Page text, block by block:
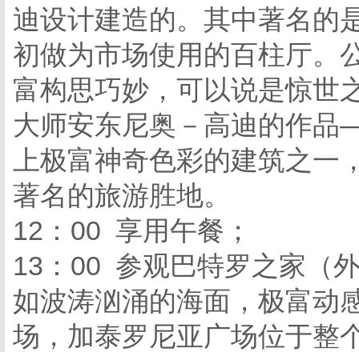
迪设计建造的。其中著名的
初做为市场使用的百柱厅。
富构思巧妙，可以说是惊世
大师安东尼奥－高迪的作
上极富神奇色彩的建筑之
著名的旅游胜地。
12：00 享用午餐；
13：00 参观巴特罗之家（
如波涛汹涌的海面，极富动
场，加泰罗尼亚广场位于整